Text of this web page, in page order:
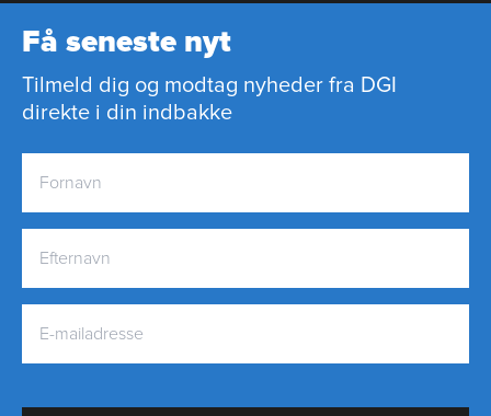
Få seneste nyt
Tilmeld dig og modtag nyheder fra DGI
direkte i din indbakke